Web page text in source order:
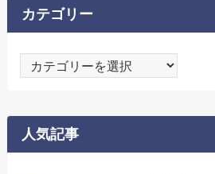
カテゴリー
テ
ー
人気記事